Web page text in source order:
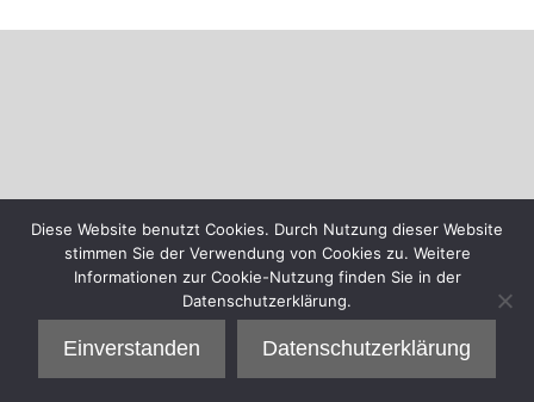
Diese Website benutzt Cookies. Durch Nutzung dieser Website
stimmen Sie der Verwendung von Cookies zu. Weitere
Informationen zur Cookie-Nutzung finden Sie in der
Datenschutzerklärung.
Einverstanden Datenschutzerklärung